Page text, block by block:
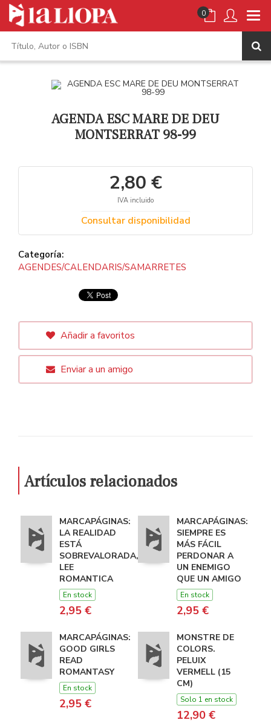
0
AGENDA ESC MARE DE DEU
MONTSERRAT 98-99
2,80 €
IVA incluido
Consultar disponibilidad
Categoría:
AGENDES/CALENDARIS/SAMARRETES
Añadir a favoritos
Enviar a un amigo
Artículos relacionados
MARCAPÁGINAS:
LA REALIDAD
ESTÁ
SOBREVALORADA,
LEE
ROMANTICA
En stock
2,95 €
MARCAPÁGINAS:
SIEMPRE ES
MÁS FÁCIL
PERDONAR A
UN ENEMIGO
QUE UN AMIGO
En stock
2,95 €
MARCAPÁGINAS:
GOOD GIRLS
READ
ROMANTASY
En stock
2,95 €
MONSTRE DE
COLORS.
PELUIX
VERMELL (15
CM)
Solo 1 en stock
12,90 €